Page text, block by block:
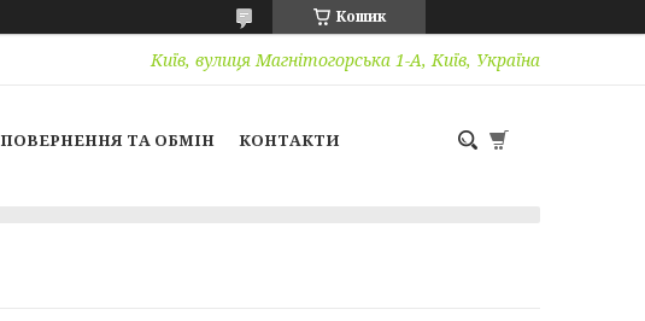
Кошик
Київ, вулиця Магнітогорська 1-А, Київ, Україна
ПОВЕРНЕННЯ ТА ОБМІН КОНТАКТИ